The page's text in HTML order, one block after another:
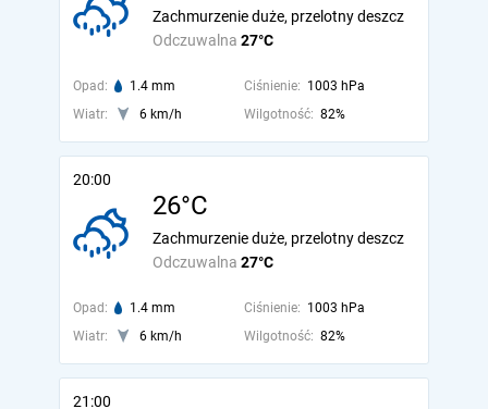
Odczuwalna 27°C
Zachmurzenie duże, przelotny deszcz
Opad: 1.4 mm Ciśnienie: 1003 hPa
Wiatr:
6 km/h Wilgotność: 82%
20:00
26°C
Odczuwalna 27°C
Zachmurzenie duże, przelotny deszcz
Opad: 1.4 mm Ciśnienie: 1003 hPa
Wiatr:
6 km/h Wilgotność: 82%
21:00